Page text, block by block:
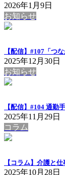
2026年1月9日
お知らせ
【配信】#107「つ
2025年12月30日
お知らせ
【配信】#104 通勤
2025年11月29日
コラム
【コラム】介護と
2025年10月28日